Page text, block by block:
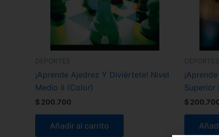
DEPORTES
¡Aprende Ajedrez Y Diviértete! Nivel
Medio II (Color)
$ 200.700
Añadir al carrito
DEPORTES
Superior
$